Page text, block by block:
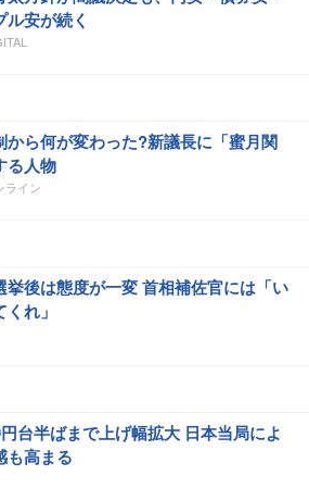
安が続く
から何が変わった?新議長に「蜜月関
る人物
ライン
挙後は態度が一変 首相補佐官には「い
れ」
台半ばまで上げ幅拡大 日本当局によ
も高まる